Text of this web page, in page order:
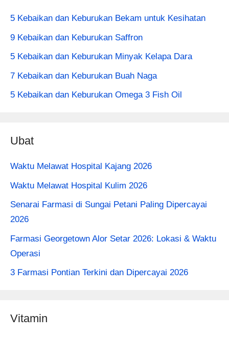
5 Kebaikan dan Keburukan Bekam untuk Kesihatan
9 Kebaikan dan Keburukan Saffron
5 Kebaikan dan Keburukan Minyak Kelapa Dara
7 Kebaikan dan Keburukan Buah Naga
5 Kebaikan dan Keburukan Omega 3 Fish Oil
Ubat
Waktu Melawat Hospital Kajang 2026
Waktu Melawat Hospital Kulim 2026
Senarai Farmasi di Sungai Petani Paling Dipercayai
2026
Farmasi Georgetown Alor Setar 2026: Lokasi & Waktu
Operasi
3 Farmasi Pontian Terkini dan Dipercayai 2026
Vitamin